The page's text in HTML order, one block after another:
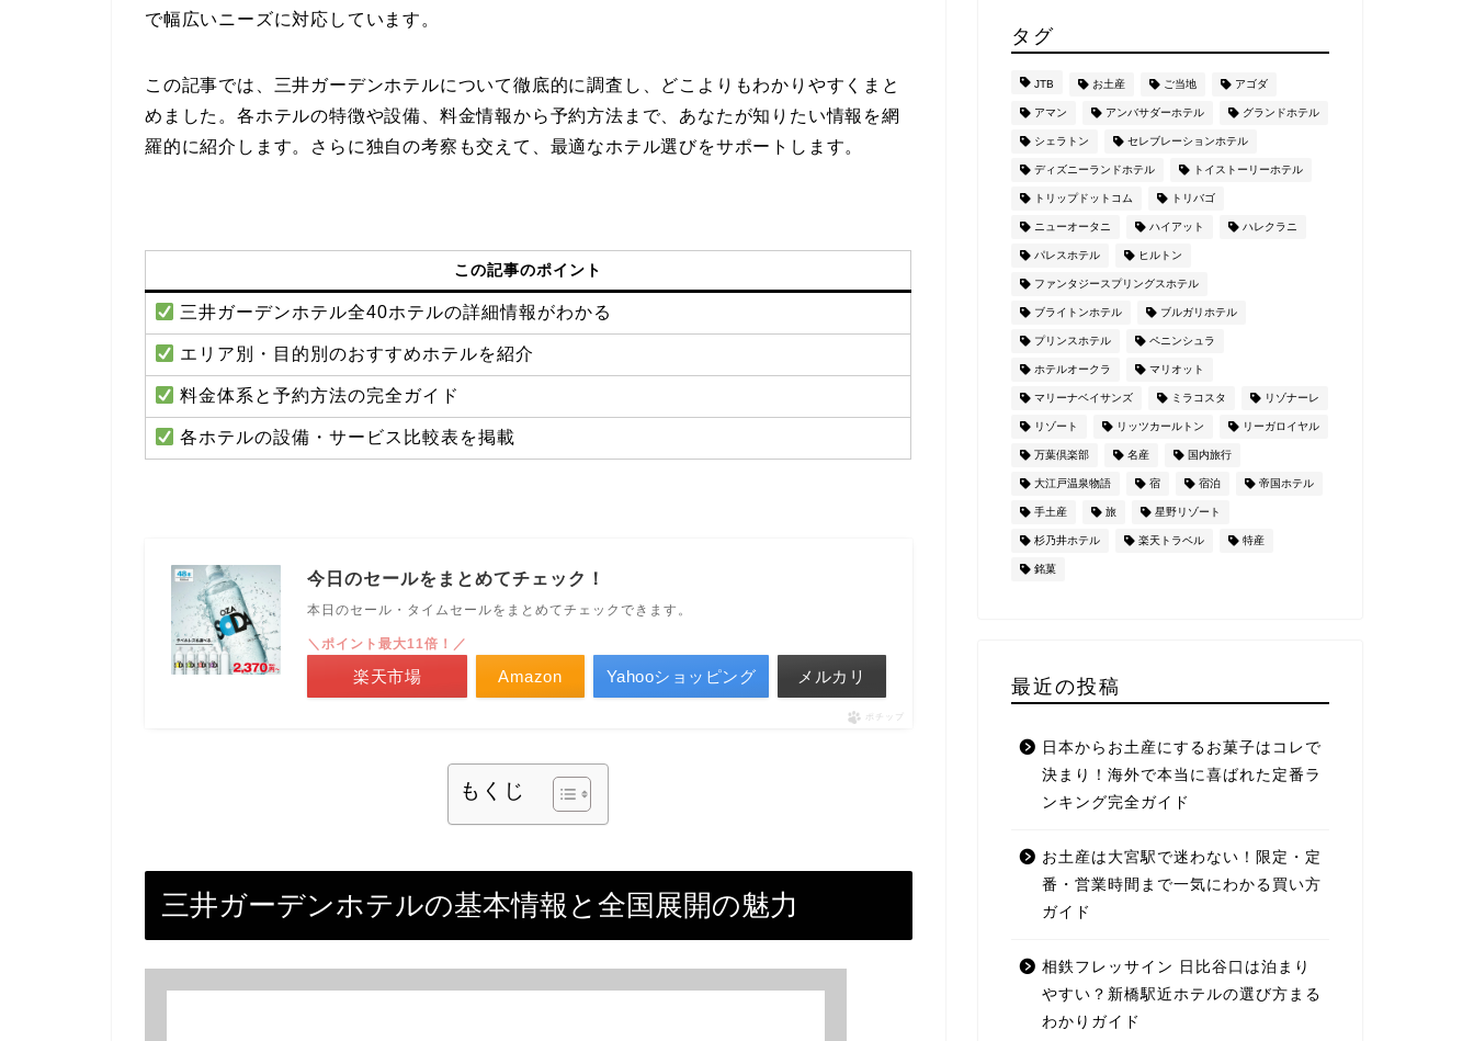
で幅広いニーズに対応しています。
この記事では、三井ガーデンホテルについて徹底的に調査し、どこよりもわかりやすくまと
めました。各ホテルの特徴や設備、料金情報から予約方法まで、あなたが知りたい情報を網
羅的に紹介します。さらに独自の考察も交えて、最適なホテル選びをサポートします。
この記事のポイント
三井ガーデンホテル全40ホテルの詳細情報がわかる
エリア別・目的別のおすすめホテルを紹介
料金体系と予約方法の完全ガイド
各ホテルの設備・サービス比較表を掲載
今日のセールをまとめてチェック！
本日のセール・タイムセールをまとめてチェックできます。
Amazon
＼ポイント最大11倍！／
楽天市場 Yahooショッピング メルカリ
ポチップ
もくじ
三井ガーデンホテルの基本情報と全国展開の魅力
タグ
JTB お土産 ご当地 アゴダ
アマン アンバサダーホテル グランドホテル
シェラトン セレブレーションホテル
ディズニーランドホテル トイストーリーホテル
トリップドットコム トリバゴ
ニューオータニ ハイアット ハレクラニ
パレスホテル ヒルトン
ファンタジースプリングスホテル
ブライトンホテル ブルガリホテル
プリンスホテル ペニンシュラ
ホテルオークラ マリオット
マリーナベイサンズ ミラコスタ リゾナーレ
リゾート リッツカールトン リーガロイヤル
万葉倶楽部 名産 国内旅行
大江戸温泉物語 宿 宿泊 帝国ホテル
手土産 旅 星野リゾート
杉乃井ホテル 楽天トラベル 特産
銘菓
最近の投稿
日本からお土産にするお菓子はコレで
決まり！海外で本当に喜ばれた定番ラ
ンキング完全ガイド
お土産は大宮駅で迷わない！限定・定
番・営業時間まで一気にわかる買い方
ガイド
相鉄フレッサイン 日比谷口は泊まり
やすい？新橋駅近ホテルの選び方まる
わかりガイド